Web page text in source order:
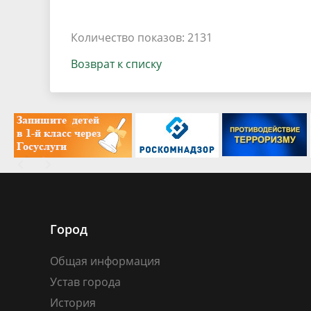
Количество показов: 2131
Возврат к списку
Город
Общая информация
Устав города
История